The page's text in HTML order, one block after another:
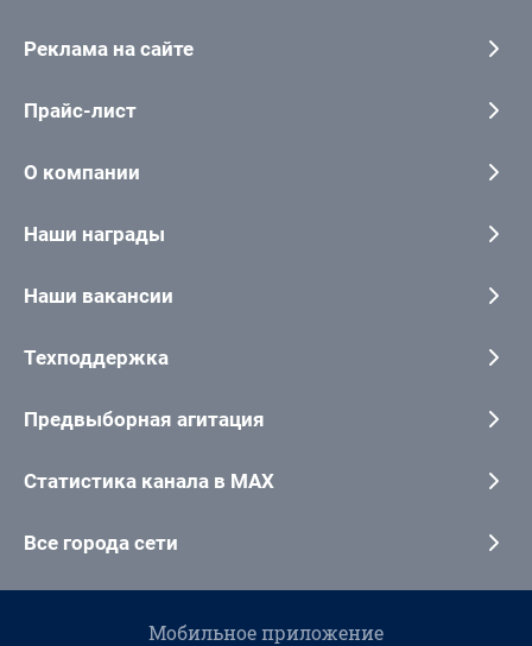
Реклама на сайте
Прайс-лист
О компании
Наши награды
Наши вакансии
Техподдержка
Предвыборная агитация
Статистика канала в MAX
Все города сети
Мобильное приложение